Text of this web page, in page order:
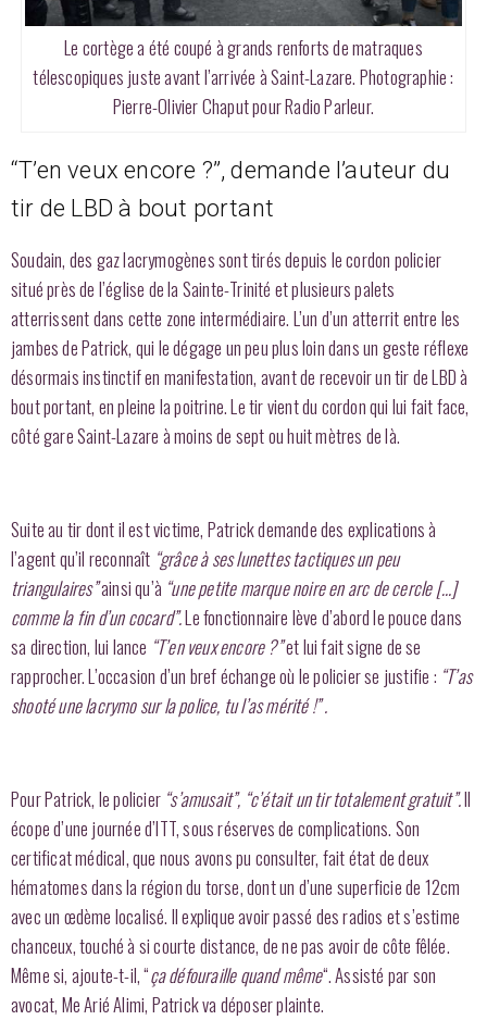
Le cortège a été coupé à grands renforts de matraques
télescopiques juste avant l’arrivée à Saint-Lazare. Photographie :
Pierre-Olivier Chaput pour Radio Parleur.
“T’en veux encore ?”, demande l’auteur du
tir de LBD à bout portant
Soudain, des gaz lacrymogènes sont tirés depuis le cordon policier
situé près de l’église de la Sainte-Trinité et plusieurs palets
atterrissent dans cette zone intermédiaire. L’un d’un atterrit entre les
jambes de Patrick, qui le dégage un peu plus loin dans un geste réflexe
désormais instinctif en manifestation, avant de recevoir un tir de LBD à
bout portant, en pleine la poitrine. Le tir vient du cordon qui lui fait face,
côté gare Saint-Lazare à moins de sept ou huit mètres de là.
Suite au tir dont il est victime, Patrick demande des explications à
l’agent qu’il reconnaît “grâce à ses lunettes tactiques un peu
triangulaires”ainsi qu’à “une petite marque noire en arc de cercle […]
comme la fin d’un cocard”.Le fonctionnaire lève d’abord le pouce dans
sa direction, lui lance “T’en veux encore ?”et lui fait signe de se
rapprocher. L’occasion d’un bref échange où le policier se justifie : “T’as
shooté une lacrymo sur la police, tu l’as mérité !” .
Pour Patrick, le policier “s’amusait”, “c’était un tir totalement gratuit”.Il
écope d’une journée d’ITT, sous réserves de complications. Son
certificat médical, que nous avons pu consulter, fait état de deux
hématomes dans la région du torse, dont un d’une superficie de 12cm
avec un œdème localisé. Il explique avoir passé des radios et s’estime
chanceux, touché à si courte distance, de ne pas avoir de côte fêlée.
Même si, ajoute-t-il, “ça défouraille quand même“. Assisté par son
avocat, Me Arié Alimi, Patrick va déposer plainte.